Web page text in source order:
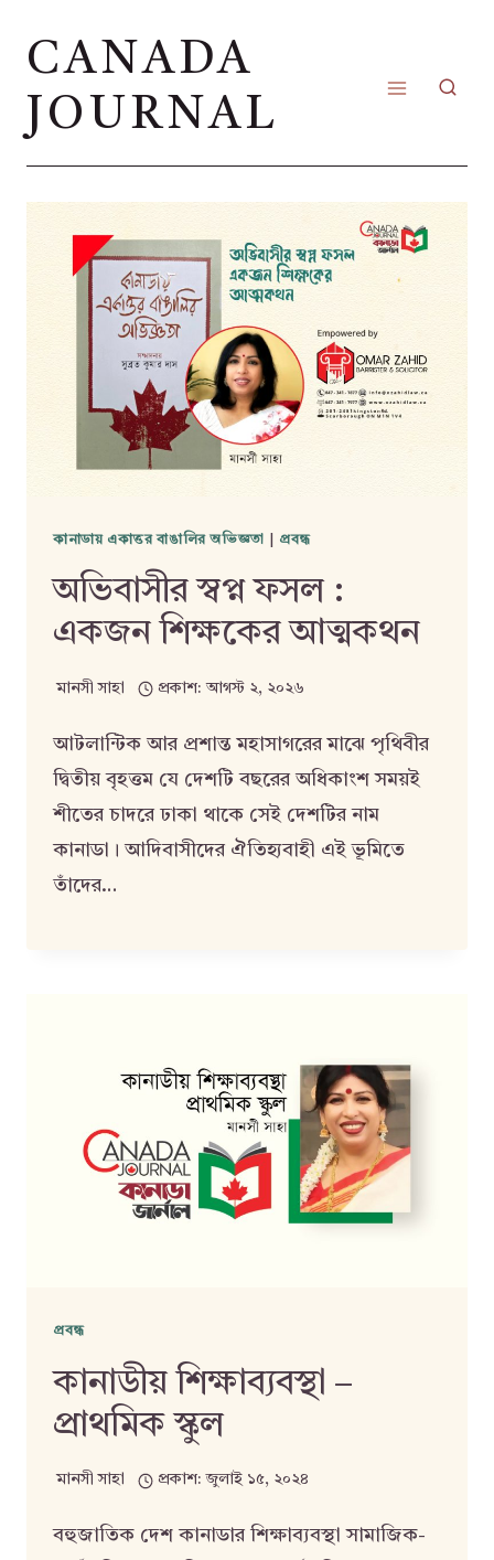
CANADA
JOURNAL
কানাডায় একাত্তর বাঙালির অভিজ্ঞতা প্রবন্ধ
অভিবাসীর স্বপ্ন ফসল :
একজন শিক্ষকের আত্মকথন
মানসী সাহা প্রকাশ: আগস্ট ২, ২০২৬
আটলান্টিক আর প্রশান্ত মহাসাগরের মাঝে পৃথিবীর
দ্বিতীয় বৃহত্তম যে দেশটি বছরের অধিকাংশ সময়ই
শীতের চাদরে ঢাকা থাকে সেই দেশটির নাম
কানাডা। আদিবাসীদের ঐতিহ্যবাহী এই ভূমিতে
তাঁদের…
প্রবন্ধ
কানাডীয় শিক্ষাব্যবস্থা –
প্রাথমিক স্কুল
মানসী সাহা প্রকাশ: জুলাই ১৫, ২০২৪
বহুজাতিক দেশ কানাডার শিক্ষাব্যবস্থা সামাজিক-